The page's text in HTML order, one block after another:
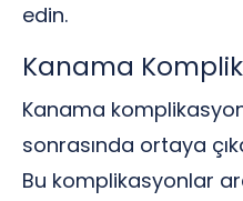
edin.
Kanama
Kanama
sonrasında ortaya
Bu komplikasyonlar